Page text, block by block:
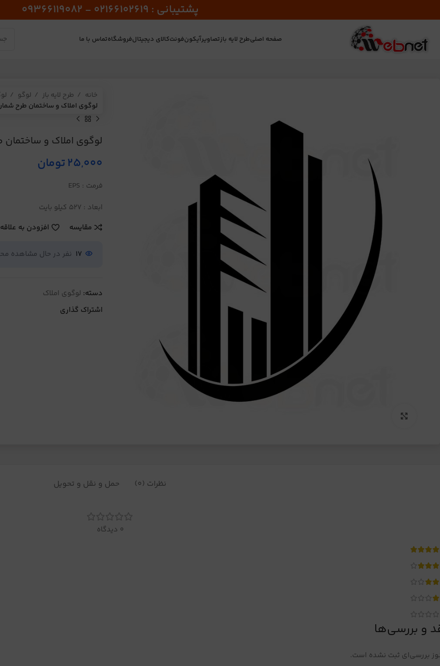
پشتیبانی : 02166102619 - 09366119082
صفحه اصلیطرح لایه بازتصاویرآیکونفونتکالای دیجیتالفروشگاهتماس با ما
خانه طرح لایه باز لوگو
لوگوی املاک و ساختمان طرح شماره
لوگوی املاک و ساختمان
25,000تومان
فرمت : EPS
ابعاد : 527 کیلو بایت
مقایسه
افزودن به
17 نفر در حال مشاهده
دسته: لوگوی املاک
اشتراک گذاری
نظرات (0) حمل و نقل و تحویل
0 دیدگاه
و بررسی‌ها
بررسی‌ای ثبت نشده است.